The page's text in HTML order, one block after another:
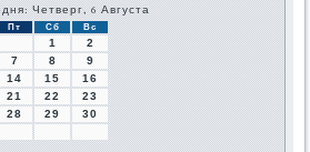
Четверг, 6 Августа
Пт Сб Вс
1
2
7 8
9
14 15
16
21 22
23
28 29
30